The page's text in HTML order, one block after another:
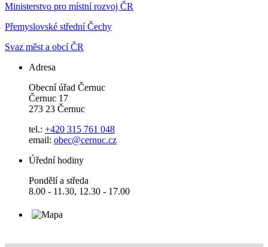
Ministerstvo pro místní rozvoj ČR
Přemyslovské střední Čechy
Svaz měst a obcí ČR
Adresa
Obecní úřad Černuc
Černuc 17
273 23 Černuc
tel.: +420 315 761 048
email: obec@cernuc.cz
Úřední hodiny
Pondělí a středa
8.00 - 11.30, 12.30 - 17.00